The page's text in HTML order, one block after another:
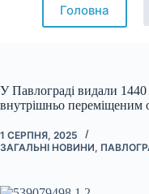
Головна
У Павлограді видали
внутрішньо переміщеним
1 СЕРПНЯ, 2025
ЗАГАЛЬНІ НОВИНИ,